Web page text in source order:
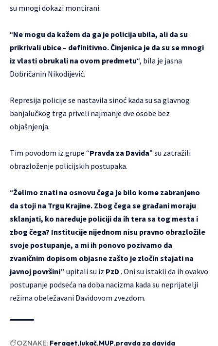
su mnogi dokazi montirani.
“Ne mogu da kažem da ga je policija ubila, ali da su
prikrivali ubice – definitivno. Činjenica je da su se mnogi
iz vlasti obrukali na ovom predmetu“, bila je jasna
Dobričanin Nikodijević.
Represija policije se nastavila sinoć kada su sa glavnog
banjalučkog trga priveli najmanje dve osobe bez
objašnjenja.
Tim povodom iz grupe “Pravda za Davida” su zatražili
obrazloženje policijskih postupaka.
“Želimo znati na osnovu čega je bilo kome zabranjeno
da stoji na Trgu Krajine. Zbog čega se građani moraju
sklanjati, ko naređuje policiji da ih tera sa tog mesta i
zbog čega? Institucije nijednom nisu pravno obrazložile
svoje postupanje, a mi ih ponovo pozivamo da
zvaničnim dopisom objasne zašto je zločin stajati na
javnoj površini” upitali su iz PzD . Oni su istakli da ih ovakvo
postupanje podseća na doba nacizma kada su neprijatelji
režima obeležavani Davidovom zvezdom.
OZNAKE: Feraget lukač MUP pravda za davida